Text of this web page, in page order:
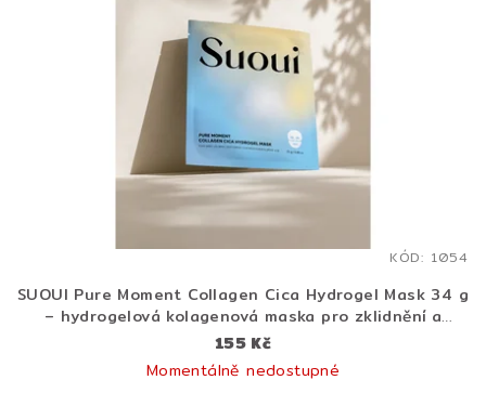
SUOUI Pure Moment Collagen Cica Hydrogel Mask 34 g
– hydrogelová kolagenová maska pro zklidnění a
liftingový efekt
155 Kč
Momentálně nedostupné
KÓD: 1054